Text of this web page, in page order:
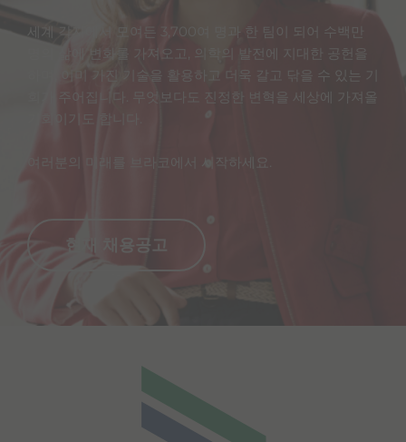
세계 각지에서 모여든 3,700여 명과 한 팀이 되어 수백만
명의 삶에 변화를 가져오고, 의학의 발전에 지대한 공헌을
하며, 이미 가진 기술을 활용하고 더욱 갈고 닦을 수 있는 기
회가 주어집니다. 무엇보다도 진정한 변혁을 세상에 가져올
여러분의 미래를 브라코에서 시작하세요.
현재 채용공고